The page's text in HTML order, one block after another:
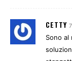
CETTY
Sono al